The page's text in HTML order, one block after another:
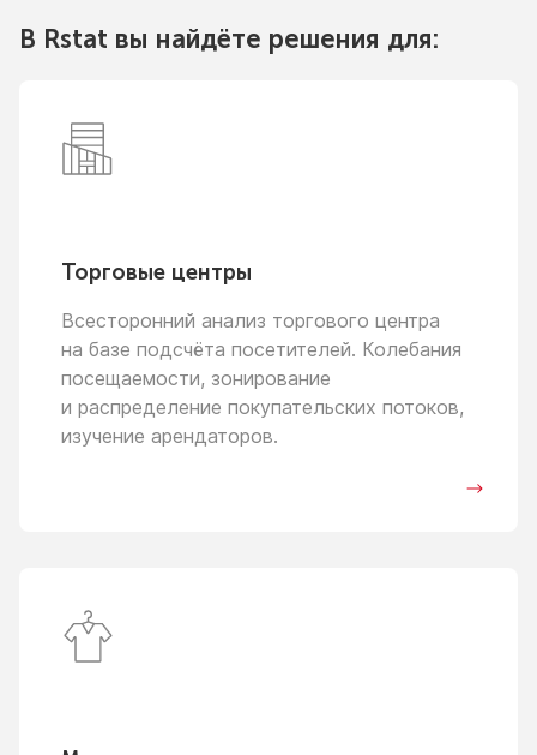
В Rstat вы найдёте решения для:
Торговые центры
Всесторонний анализ торгового центра
на базе подсчёта посетителей. Колебания
посещаемости, зонирование
и распределение покупательских потоков,
изучение арендаторов.